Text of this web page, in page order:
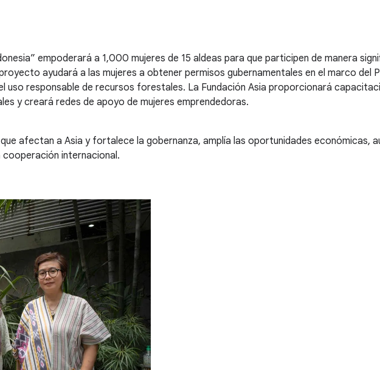
empoderará a 1,000 mujeres de 15 aldeas para que participen de manera
ayudará a las mujeres a obtener permisos gubernamentales en el marco del
uso responsable de recursos forestales. La Fundación Asia proporcionará
y creará redes de apoyo de mujeres emprendedoras.
afectan a Asia y fortalece la gobernanza, amplía las oportunidades económicas,
cooperación internacional.